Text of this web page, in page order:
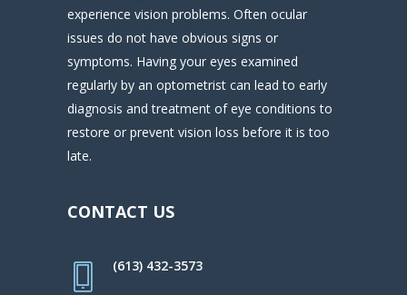
experience vision problems. Often ocular
issues do not have obvious signs or
symptoms. Having your eyes examined
regularly by an optometrist can lead to early
diagnosis and treatment of eye conditions to
restore or prevent vision loss before it is too
late.
CONTACT US
(613) 432-3573